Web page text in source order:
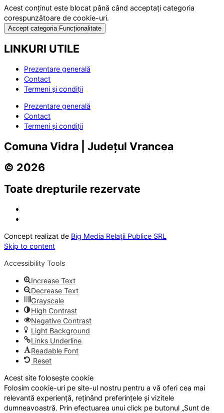
Acest conținut este blocat până când acceptați categoria
corespunzătoare de cookie-uri.
Accept categoria Funcționalitate
LINKURI UTILE
Prezentare generală
Contact
Termeni și condiții
Prezentare generală
Contact
Termeni și condiții
Comuna Vidra | Județul Vrancea
© 2026
Toate drepturile rezervate
Concept realizat de Big Media Relații Publice SRL
Skip to content
Accessibility Tools
Increase Text
Decrease Text
Grayscale
High Contrast
Negative Contrast
Light Background
Links Underline
Readable Font
Reset
Acest site folosește cookie
Folosim cookie-uri pe site-ul nostru pentru a vă oferi cea mai
relevantă experiență, reținând preferințele și vizitele
dumneavoastră. Prin efectuarea unui click pe butonul „Sunt de